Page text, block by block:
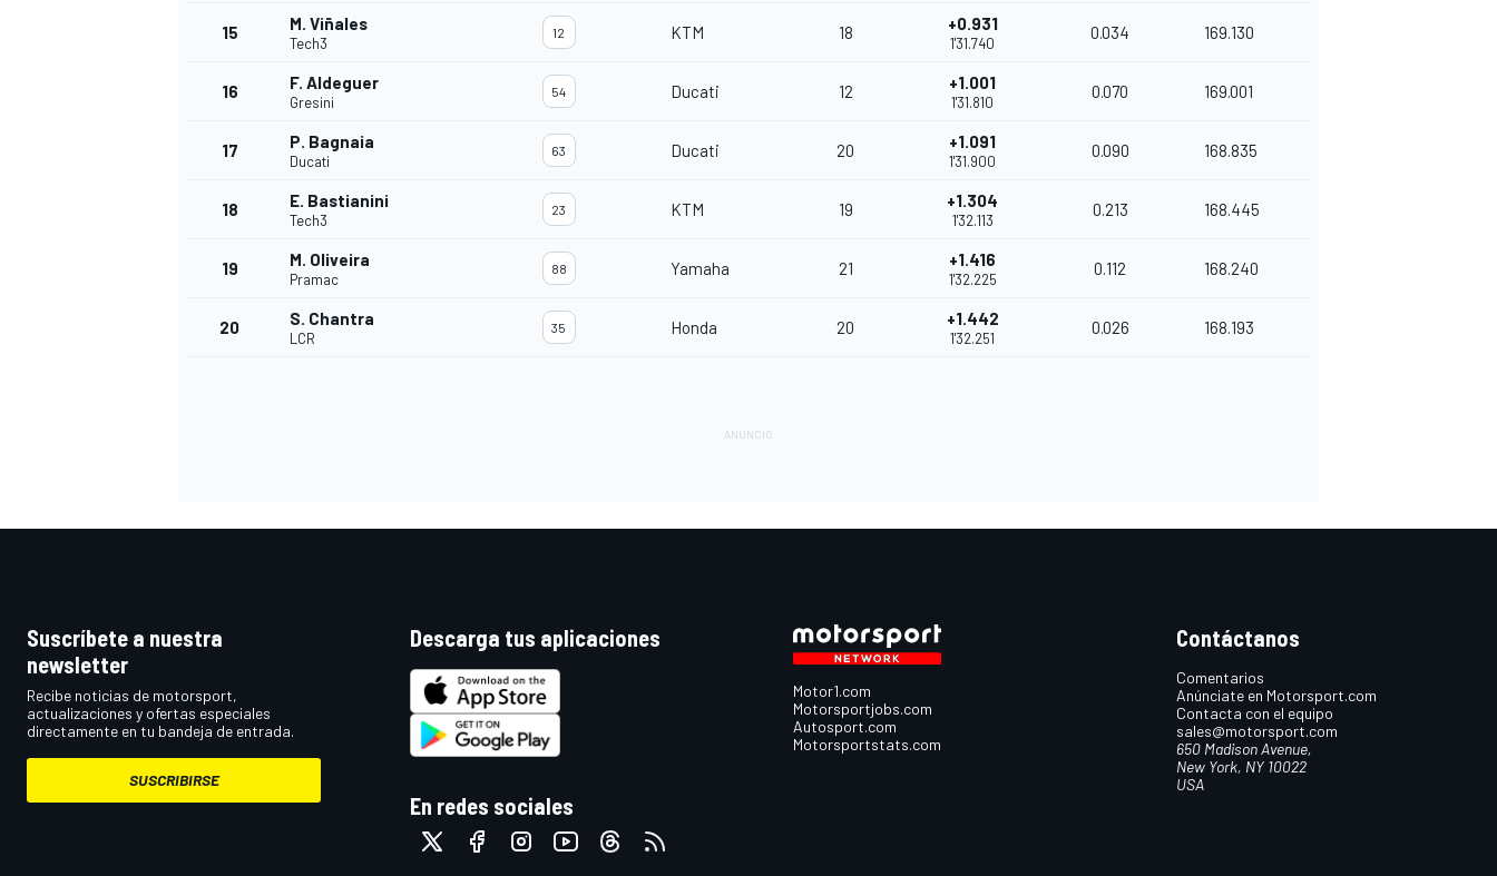
15 M. Viñales
Tech3
12 KTM 18 +0.931
1'31.740
0.034 169.130
16 F. Aldeguer
Gresini
54 Ducati 12 +1.001
1'31.810
0.070 169.001
17 P. Bagnaia
Ducati
63 Ducati 20 +1.091
1'31.900
0.090 168.835
18 E. Bastianini
Tech3
23 KTM 19 +1.304
1'32.113
0.213 168.445
19 M. Oliveira
Pramac
88 Yamaha 21 +1.416
1'32.225
0.112 168.240
20 S. Chantra
LCR
35 Honda 20 +1.442
1'32.251
0.026 168.193
Suscríbete a nuestra
newsletter
Recibe noticias de motorsport,
actualizaciones y ofertas especiales
directamente en tu bandeja de entrada.
SUSCRIBIRSE
Descarga tus aplicaciones
En redes sociales
Motor1.com
Motorsportjobs.com
Autosport.com
Motorsportstats.com
Contáctanos
Comentarios
Anúnciate en Motorsport.com
Contacta con el equipo
sales@motorsport.com
650 Madison Avenue,
New York, NY 10022
USA